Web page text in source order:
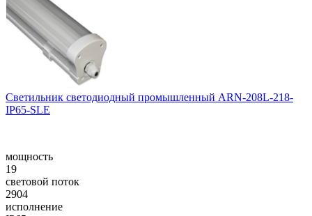
Светильник светодиодный промышленный ARN-208L-218-
IP65-SLE
мощность
19
световой поток
2904
исполнение